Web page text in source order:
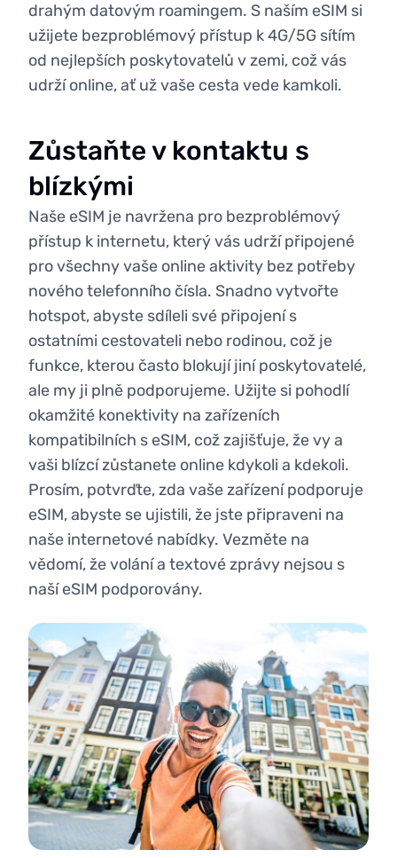
drahým datovým roamingem. S naším eSIM si
užijete bezproblémový přístup k 4G/5G sítím
od nejlepších poskytovatelů v zemi, což vás
udrží online, ať už vaše cesta vede kamkoli.
Zůstaňte v kontaktu s
blízkými
Naše eSIM je navržena pro bezproblémový
přístup k internetu, který vás udrží připojené
pro všechny vaše online aktivity bez potřeby
nového telefonního čísla. Snadno vytvořte
hotspot, abyste sdíleli své připojení s
ostatními cestovateli nebo rodinou, což je
funkce, kterou často blokují jiní poskytovatelé,
ale my ji plně podporujeme. Užijte si pohodlí
okamžité konektivity na zařízeních
kompatibilních s eSIM, což zajišťuje, že vy a
vaši blízcí zůstanete online kdykoli a kdekoli.
Prosím, potvrďte, zda vaše zařízení podporuje
eSIM, abyste se ujistili, že jste připraveni na
naše internetové nabídky. Vezměte na
vědomí, že volání a textové zprávy nejsou s
naší eSIM podporovány.